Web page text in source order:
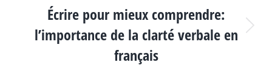
Article
suivant
Écrire pour mieux comprendre:
l’importance de la clarté verbale en
français